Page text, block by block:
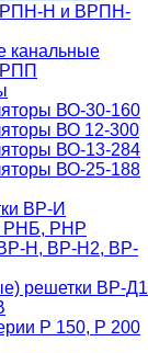
Н и ВРПН-
канальные
ВО-30-160
ВО 12-300
ВО-13-284
ВО-25-188
ВР-И
РНБ, РНР
Н, ВР-Н2, ВР-
решетки ВР-Д1
Р 150, Р 200